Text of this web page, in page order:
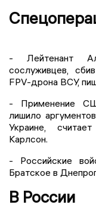
- Лейтенант
сослуживцев,
FPV-дрона ВСУ,
- Применение
лишило
Украине,
Карлсон.
- Российские
Братское в
В России